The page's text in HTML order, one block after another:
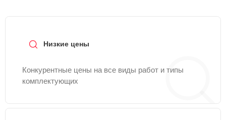
Низкие цены
Конкурентные цены на все виды работ и типы
комплектующих